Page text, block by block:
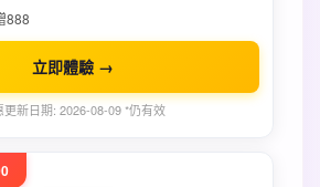
888
立即體驗 →
更新日期: 2026-08-09 *仍有效